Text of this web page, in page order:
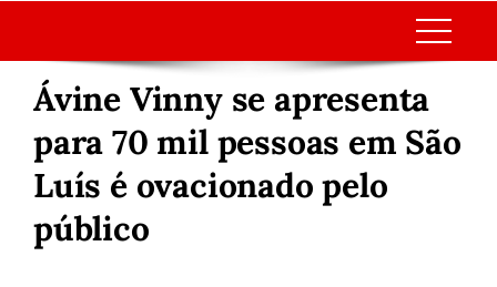
Ávine Vinny se apresenta
para 70 mil pessoas em São
Luís é ovacionado pelo
público